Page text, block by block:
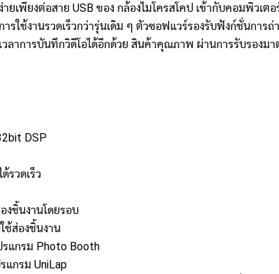
ายเพียงต่อสาย USB ของ กล้องไมโครสโคป เข้ากับคอมพิวเ
รใช้งานรวดเร็วกว่ารุ่นเดิม ๆ ตัวซอฟแวร์รองรับฟังก์ชั่นกา
วลาการบันทึกวิดีโอได้อีกด้วย สินค้าคุณภาพ ผ่านการรับรองมา
DSP
รวดเร็ว
งชิ้นงานโดยรอบ
ช้ส่องชิ้นงาน
แกรม Photo Booth
แกรม UniLap